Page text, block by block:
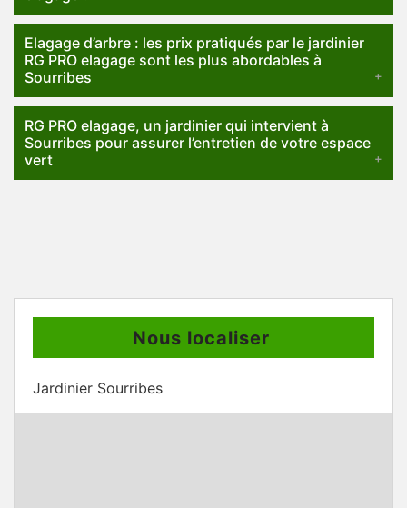
Elagage d’arbre : les prix pratiqués par le jardinier
RG PRO elagage sont les plus abordables à
Sourribes
RG PRO elagage, un jardinier qui intervient à
Sourribes pour assurer l’entretien de votre espace
vert
Nous localiser
Jardinier Sourribes